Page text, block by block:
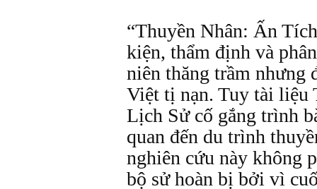
“Thuyền Nhân: Ấn
kiện, thẩm định và
niên thăng trầm nhưng
Việt tị nạn. Tuy tài liệu
Lịch Sử cố gắng trình
quan đến du trình
nghiên cứu này không
bộ sử hoàn bị bởi vì